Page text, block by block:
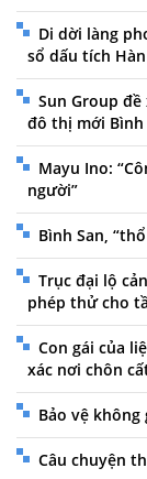
Di dời làng
sổ dấu tích
Sun Group
đô thị mới Bình
Mayu Ino:
người”
Bình San,
Trục đại lộ
phép thử cho
Con gái của
xác nơi chôn
Bảo vệ
Câu chuyện